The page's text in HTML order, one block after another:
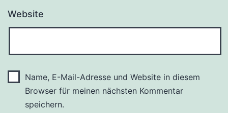
Website
Name, E-Mail-Adresse und Website in diesem
Browser für meinen nächsten Kommentar
speichern.